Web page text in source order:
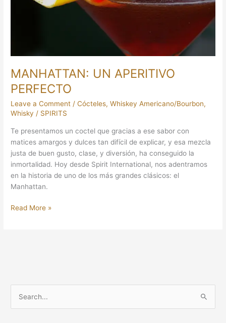
MANHATTAN: UN APERITIVO
PERFECTO
Leave a Comment /Cócteles,Whiskey Americano/Bourbon,
Whisky / SPIRITS
Te presentamos un coctel que gracias a ese sabor con
matices amargos y dulces tan difícil de explicar, y esa mezcla
justa de buen gusto, clase, y diversión, ha conseguido la
inmortalidad. Hoy desde Spirit International, nos adentramos
en la historia de uno de los más grandes clásicos: el
Manhattan.
Read More »